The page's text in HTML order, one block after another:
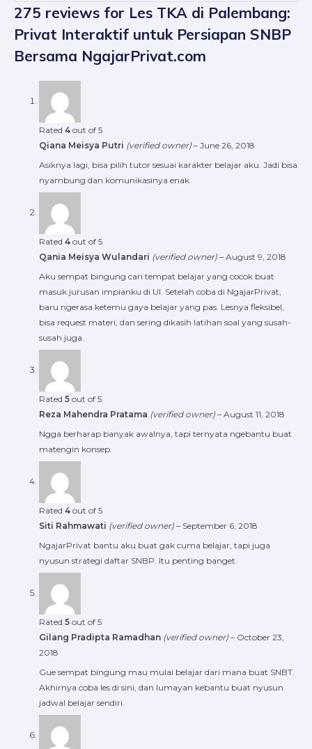
275 reviews for Les TKA di Palembang:
Privat Interaktif untuk Persiapan SNBP
Bersama NgajarPrivat.com
Rated 4 out of 5
Qiana Meisya Putri (verified owner) – June 26, 2018
Asiknya lagi, bisa pilih tutor sesuai karakter belajar aku. Jadi bisa
nyambung dan komunikasinya enak.
Rated 4 out of 5
Qania Meisya Wulandari (verified owner) – August 9, 2018
Aku sempat bingung cari tempat belajar yang cocok buat
masuk jurusan impianku di UI. Setelah coba di NgajarPrivat,
baru ngerasa ketemu gaya belajar yang pas. Lesnya fleksibel,
bisa request materi, dan sering dikasih latihan soal yang susah-
susah juga.
Rated 5 out of 5
Reza Mahendra Pratama (verified owner) – August 11, 2018
Ngga berharap banyak awalnya, tapi ternyata ngebantu buat
matengin konsep.
Rated 4 out of 5
Siti Rahmawati (verified owner) – September 6, 2018
NgajarPrivat bantu aku buat gak cuma belajar, tapi juga
nyusun strategi daftar SNBP. Itu penting banget.
Rated 5 out of 5
Gilang Pradipta Ramadhan (verified owner) – October 23,
2018
Gue sempat bingung mau mulai belajar dari mana buat SNBT.
Akhirnya coba les di sini, dan lumayan kebantu buat nyusun
jadwal belajar sendiri.